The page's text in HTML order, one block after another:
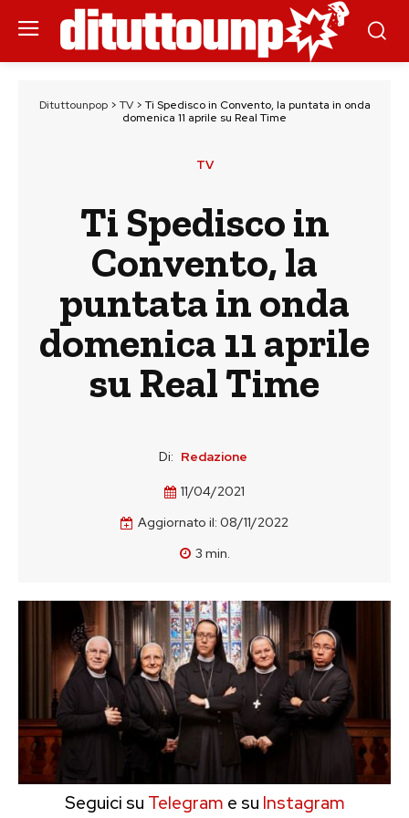
Dituttounpop> TV> Ti Spedisco in Convento, la puntata in onda
domenica 11 aprile su Real Time
TV
Ti Spedisco in
Convento, la
puntata in onda
domenica 11 aprile
su Real Time
Di: Redazione
11/04/2021
Aggiornato il: 08/11/2022
3 min.
Seguici su Telegram e su Instagram